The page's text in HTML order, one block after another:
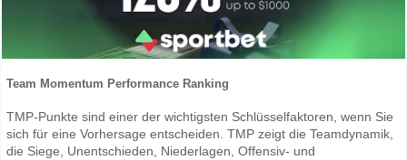
Team Momentum Performance Ranking
TMP-Punkte sind einer der wichtigsten Schlüsselfaktoren, wenn Sie
sich für eine Vorhersage entscheiden. TMP zeigt die Teamdynamik,
die Siege, Unentschieden, Niederlagen, Offensiv- und